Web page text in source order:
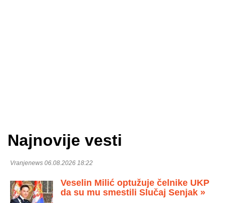
Najnovije vesti
Vranjenews 06.08.2026 18:22
Veselin Milić optužuje čelnike UKP
da su mu smestili Slučaj Senjak »